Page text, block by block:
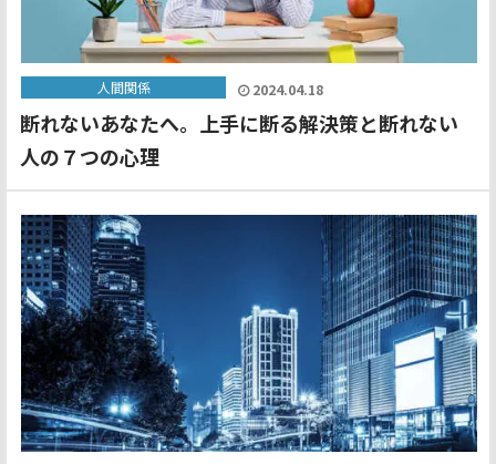
人間関係 2024.04.18
断れないあなたへ。上手に断る解決策と断れない
人の７つの心理